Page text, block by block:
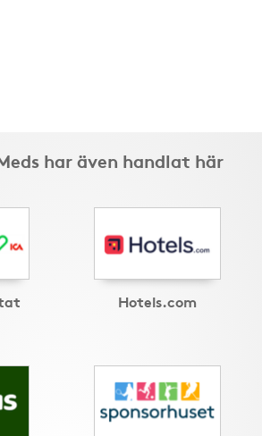
har även handlat här
Hotels.com